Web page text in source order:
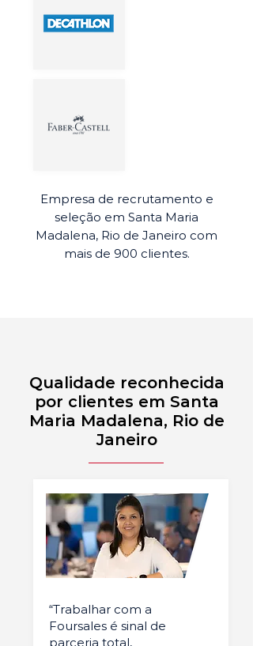
Empresa de recrutamento e
seleção em Santa Maria
Madalena, Rio de Janeiro com
mais de 900 clientes.
Qualidade reconhecida
por clientes em Santa
Maria Madalena, Rio de
Janeiro
“Trabalhar com a
Foursales é sinal de
parceria total,